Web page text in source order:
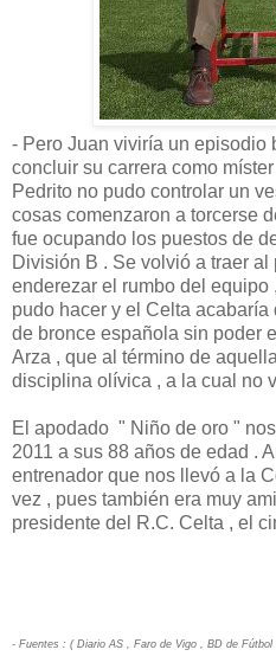
- Pero Juan viviría un episodio
concluir su carrera como
Pedrito no pudo controlar un
cosas comenzaron a torcerse
fue ocupando los puestos de
División B . Se volvió a traer
enderezar el rumbo del equipo
pudo hacer y el Celta
de bronce española sin poder
Arza , que al término de
disciplina olívica , a la cual no
El apodado " Niño de oro "
2011 a sus 88 años de edad .
entrenador que nos llevó a la
vez , pues también era muy
presidente del R.C. Celta , el
- Fuentes : ( Diario AS , Faro de Vigo , BD de